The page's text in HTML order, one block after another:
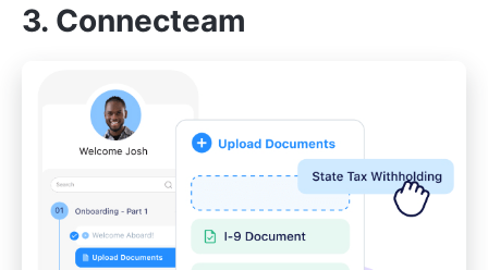
3. Connecteam